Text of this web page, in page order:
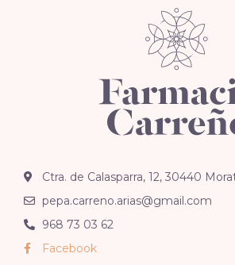
Ctra. de Calasparra, 12, 30440
pepa.carreno.arias@gmail.com
968 73 03 62
Facebook